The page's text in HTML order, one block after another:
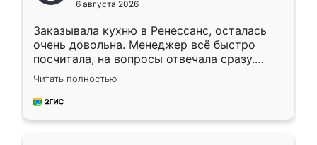
6 августа 2026
Заказывала кухню в Ренессанс, осталась
очень довольна. Менеджер всё быстро
посчитала, на вопросы отвечала сразу.
Замерщик приехал в субботу, подошёл к
делу со всей ответственностью. Собрали
за день, ребята работали аккуратно, даже
Читать полностью